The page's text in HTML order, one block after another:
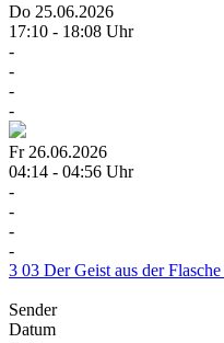
Do 25.06.2026
17:10 - 18:08 Uhr
-
-
-
-
Fr26.06.2026
04:14 - 04:56 Uhr
-
-
-
-
3 03 Der Geist aus der Flasche
Sender
Datum